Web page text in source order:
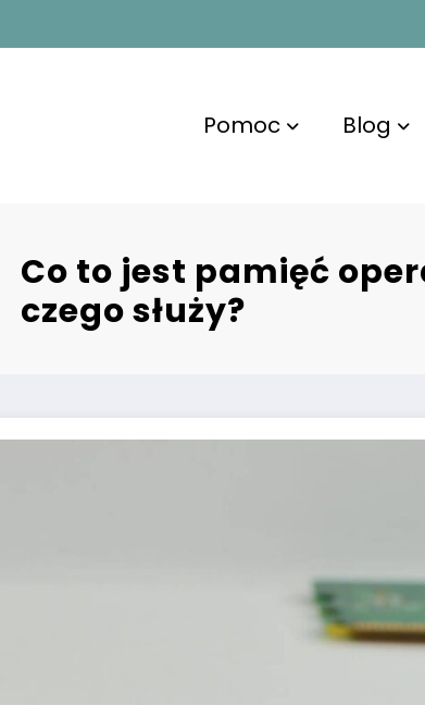
Pomoc Blog
Co to jest pamięć
czego służy?